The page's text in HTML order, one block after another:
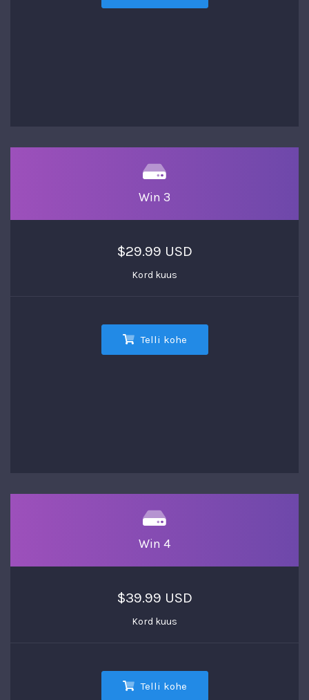
Win 3
$29.99 USD
Kord kuus
Telli kohe
Win 4
$39.99 USD
Kord kuus
Telli kohe